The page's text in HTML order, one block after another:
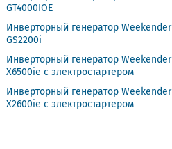
GT4000IOE
Инверторный генератор Weekender
GS2200i
Инверторный генератор Weekender
X6500ie с электростартером
Инверторный генератор Weekender
X2600ie с электростартером